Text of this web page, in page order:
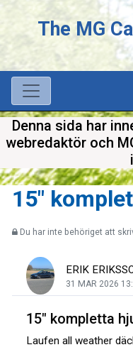
The MG
Denna sida har
webredaktör och
15"
Du har inte behöriget att
ERIK
31 MAR 2026
15" kompletta
Laufen all weather